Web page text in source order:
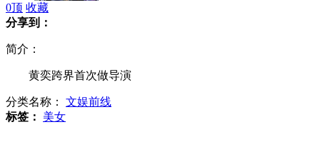
7月12日 公众可赏最亮金星
0顶 收藏
分享到：
简介：
黄奕跨界首次做导演
分类名称： 文娱前线
标签：
美女